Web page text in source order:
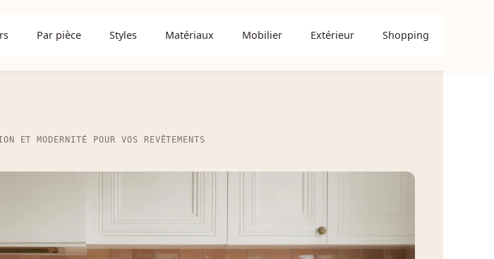
Par pièce Styles Matériaux Mobilier Extérieur Shopping
ET MODERNITÉ POUR VOS REVÊTEMENTS